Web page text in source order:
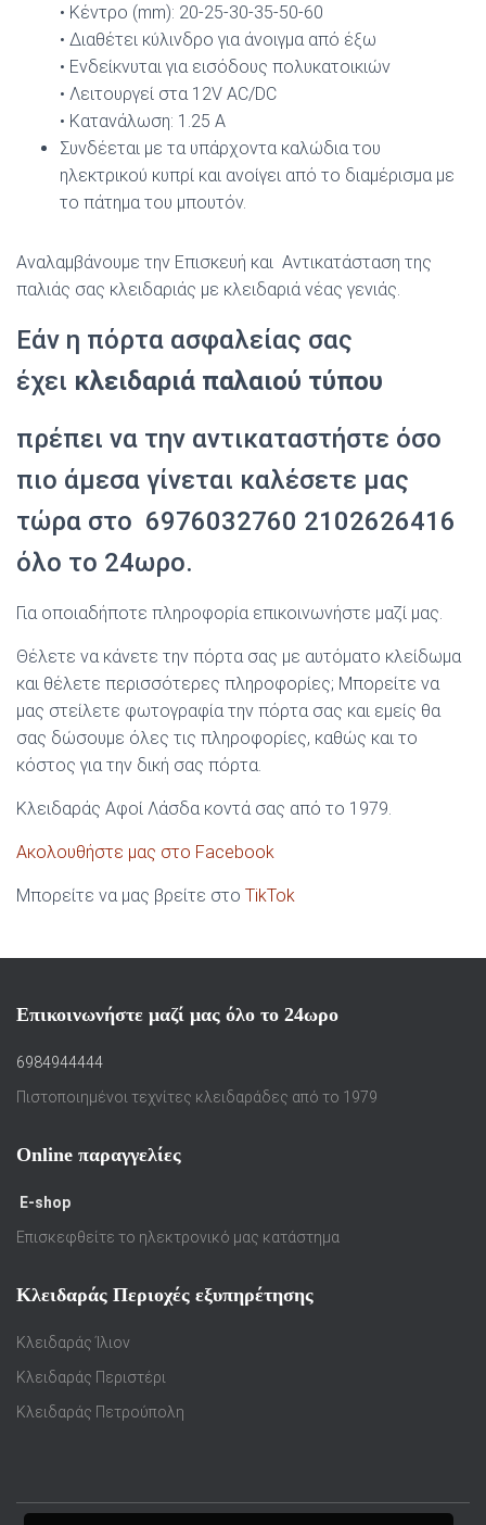
• Κέντρο (mm): 20-25-30-35-50-60
• Διαθέτει κύλινδρο για άνοιγμα από έξω
• Ενδείκνυται για εισόδους πολυκατοικιών
• Λειτουργεί στα 12V ΑC/DC
• Κατανάλωση: 1.25 Α
Συνδέεται με τα υπάρχοντα καλώδια του
ηλεκτρικού κυπρί και ανοίγει από το διαμέρισμα με
το πάτημα του μπουτόν.
Αναλαμβάνουμε την Επισκευή και Αντικατάσταση της
παλιάς σας κλειδαριάς με κλειδαριά νέας γενιάς.
Εάν η πόρτα ασφαλείας σας
έχει κλειδαριά παλαιού τύπου
πρέπει να την αντικαταστήστε όσο
πιο άμεσα γίνεται καλέσετε μας
τώρα στο 6976032760 2102626416
όλο το 24ωρο.
Για οποιαδήποτε πληροφορία επικοινωνήστε μαζί μας.
Θέλετε να κάνετε την πόρτα σας με αυτόματο κλείδωμα
και θέλετε περισσότερες πληροφορίες; Μπορείτε να
μας στείλετε φωτογραφία την πόρτα σας και εμείς θα
σας δώσουμε όλες τις πληροφορίες, καθώς και το
κόστος για την δική σας πόρτα.
Κλειδαράς Αφοί Λάσδα κοντά σας από το 1979.
Ακολουθήστε μας στο Facebook
Μπορείτε να μας βρείτε στο TikTok
Επικοινωνήστε μαζί μας όλο το 24ωρο
6984944444
Πιστοποιημένοι τεχνίτες κλειδαράδες από το 1979
Online παραγγελίες
E-shop
Επισκεφθείτε το ηλεκτρονικό μας κατάστημα
Κλειδαράς Περιοχές εξυπηρέτησης
Κλειδαράς Ίλιον
Κλειδαράς Περιστέρι
Κλειδαράς Πετρούπολη